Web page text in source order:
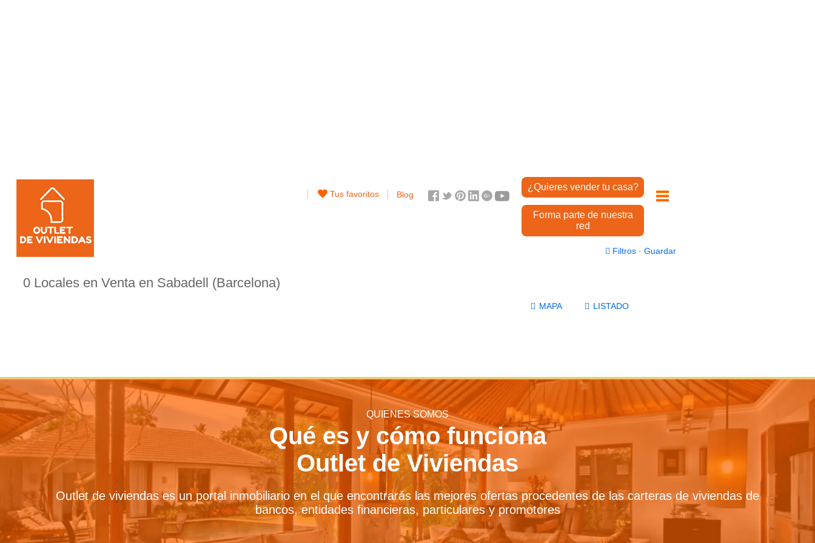
¿Quieres vender tu casa?
Forma parte de nuestra
red
Tus favoritos Blog
· Guardar
Filtros
0 Locales en Venta en Sabadell (Barcelona)
QUIENES SOMOS
Qué es y cómo funciona
Outlet de Viviendas
Outlet de viviendas es un portal inmobiliario en el que encontrarás las mejores ofertas procedentes de las carteras de viviendas de
bancos, entidades financieras, particulares y promotores